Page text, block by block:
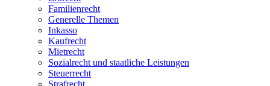
Familienrecht
Generelle Themen
Inkasso
Kaufrecht
Mietrecht
Sozialrecht und staatliche Leistungen
Steuerrecht
Strafrecht